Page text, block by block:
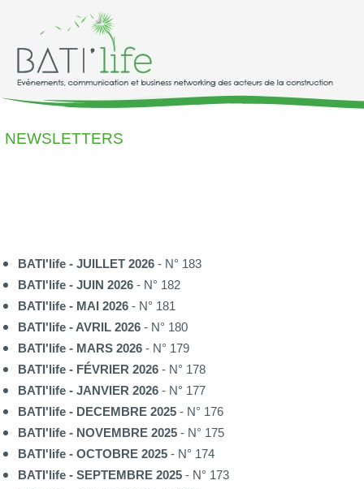
NEWSLETTERS
BATI'life - JUILLET 2026 - N° 183
BATI'life - JUIN 2026 - N° 182
BATI'life - MAI 2026 - N° 181
BATI'life - AVRIL 2026 - N° 180
BATI'life - MARS 2026 - N° 179
BATI'life - FÉVRIER 2026 - N° 178
BATI'life - JANVIER 2026 - N° 177
BATI'life - DECEMBRE 2025 - N° 176
BATI'life - NOVEMBRE 2025 - N° 175
BATI'life - OCTOBRE 2025 - N° 174
BATI'life - SEPTEMBRE 2025 - N° 173